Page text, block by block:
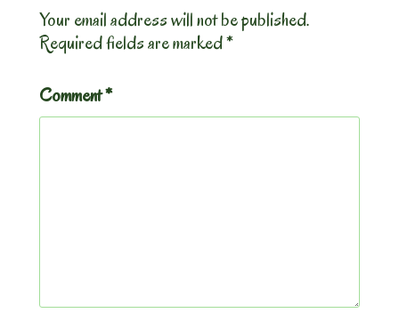
Your email address will not be published.
Required fields are marked*
Comment*